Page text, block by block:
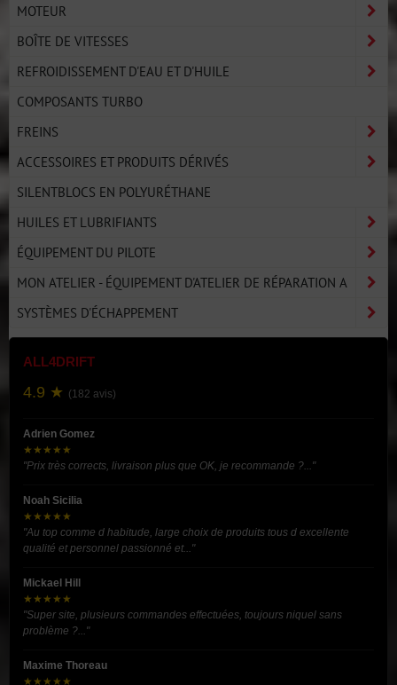
MOTEUR
BOÎTE DE VITESSES
REFROIDISSEMENT D'EAU ET D'HUILE
COMPOSANTS TURBO
FREINS
ACCESSOIRES ET PRODUITS DÉRIVÉS
SILENTBLOCS EN POLYURÉTHANE
HUILES ET LUBRIFIANTS
ÉQUIPEMENT DU PILOTE
MON ATELIER - ÉQUIPEMENT D'ATELIER DE RÉPARATION A
SYSTÈMES D'ÉCHAPPEMENT
ALL4DRIFT
4.9 ★ (182 avis)
Adrien Gomez
★★★★★
"Prix très corrects, livraison plus que OK, je recommande ?..."
Noah Sicilia
★★★★★
"Au top comme d habitude, large choix de produits tous d excellente
qualité et personnel passionné et..."
Mickael Hill
★★★★★
"Super site, plusieurs commandes effectuées, toujours niquel sans
problème ?..."
Maxime Thoreau
★★★★★